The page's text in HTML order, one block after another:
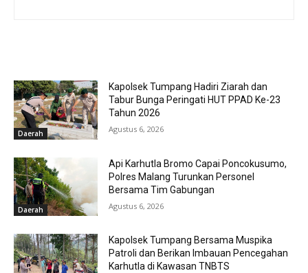
Daerah
Kapolsek Tumpang Hadiri Ziarah dan
Tabur Bunga Peringati HUT PPAD Ke-23
Tahun 2026
Agustus 6, 2026
Daerah
Api Karhutla Bromo Capai Poncokusumo,
Polres Malang Turunkan Personel
Bersama Tim Gabungan
Agustus 6, 2026
Kapolsek Tumpang Bersama Muspika
Patroli dan Berikan Imbauan Pencegahan
Karhutla di Kawasan TNBTS